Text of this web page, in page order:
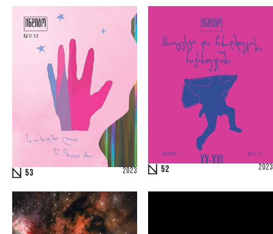
53 2023 52 2023